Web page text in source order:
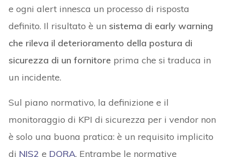
e ogni alert innesca un processo di risposta
definito. Il risultato è un sistema di early warning
che rileva il deterioramento della postura di
sicurezza di un fornitore prima che si traduca in
un incidente.
Sul piano normativo, la definizione e il
monitoraggio di KPI di sicurezza per i vendor non
è solo una buona pratica: è un requisito implicito
di NIS2 e DORA. Entrambe le normative